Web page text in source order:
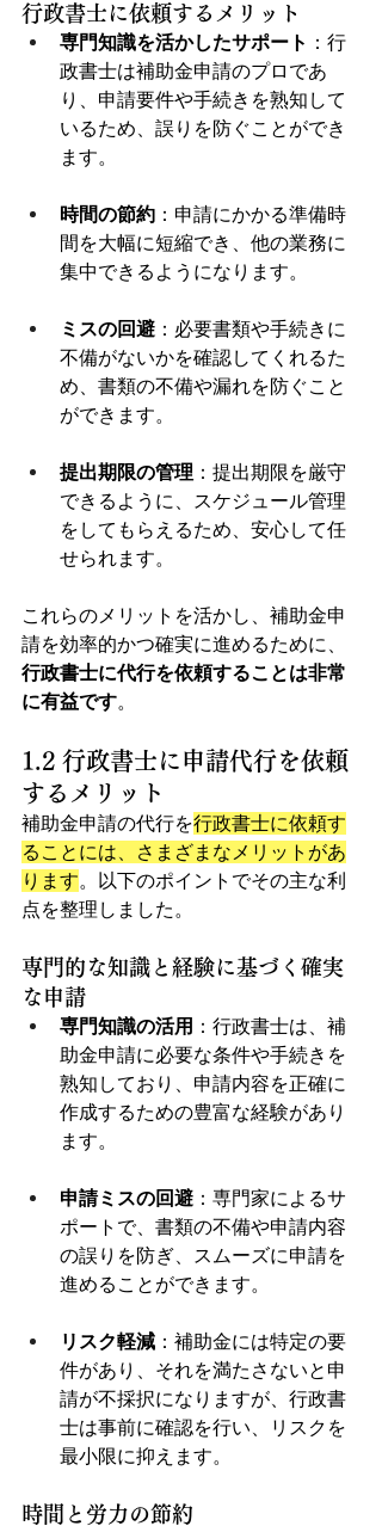
行政書士に依頼するメリット
専門知識を活かしたサポート ：行
政書士は補助金申請のプロであ
り、申請要件や手続きを熟知して
いるため、誤りを防ぐことができ
ます。
時間の節約 ：申請にかかる準備時
間を大幅に短縮でき、他の業務に
集中できるようになります。
ミスの回避 ：必要書類や手続きに
不備がないかを確認してくれるた
め、書類の不備や漏れを防ぐこと
ができます。
提出期限の管理 ：提出期限を厳守
できるように、スケジュール管理
をしてもらえるため、安心して任
せられます。
これらのメリットを活かし、補助金申
請を効率的かつ確実に進めるために、
行政書士に代行を依頼することは非常
に有益です。
1.2 行政書士に申請代行を依頼
するメリット
補助金申請の代行を行政書士に依頼す
ることには、さまざまなメリットがあ
ります。以下のポイントでその主な利
点を整理しました。
専門的な知識と経験に基づく確実
な申請
専門知識の活用 ：行政書士は、補
助金申請に必要な条件や手続きを
熟知しており、申請内容を正確に
作成するための豊富な経験があり
ます。
申請ミスの回避 ：専門家によるサ
ポートで、書類の不備や申請内容
の誤りを防ぎ、スムーズに申請を
進めることができます。
リスク軽減 ：補助金には特定の要
件があり、それを満たさないと申
請が不採択になりますが、行政書
士は事前に確認を行い、リスクを
最小限に抑えます。
時間と労力の節約